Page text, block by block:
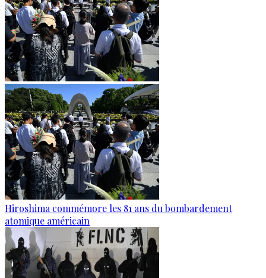
Hiroshima commémore les 81 ans du bombardement
atomique américain